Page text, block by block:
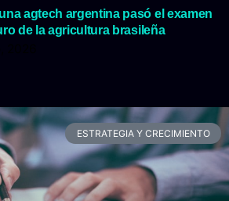
agtech argentina pasó el examen
de la agricultura brasileña
ESTRATEGIA Y CRECIMIENTO